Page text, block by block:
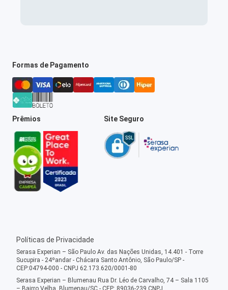
Formas de Pagamento
Prêmios Site Seguro
Políticas de Privacidade
Serasa Experian – São Paulo Av. das Nações Unidas, 14.401 - Torre
Sucupira - 24ºandar - Chácara Santo Antônio, São Paulo/SP -
CEP:04794-000 - CNPJ 62.173.620/0001-80
Serasa Experian – Blumenau Rua Dr. Léo de Carvalho, 74 – Sala 1105
– Bairro Velha, Blumenau/SC - CEP: 89036-239 CNPJ